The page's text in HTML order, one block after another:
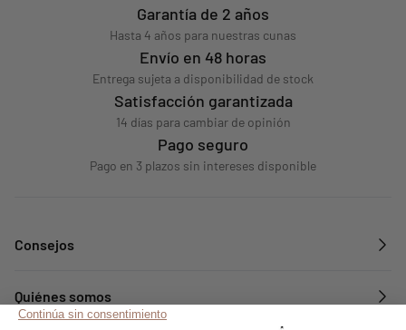
Garantía de 2 años
Hasta 4 años para nuestras cunas
Envío en 48 horas
Entrega sujeta a disponibilidad de stock
Satisfacción garantizada
14 días para cambiar de opinión
Pago seguro
Pago en 3 plazos sin intereses disponible
Consejos
Quiénes somos